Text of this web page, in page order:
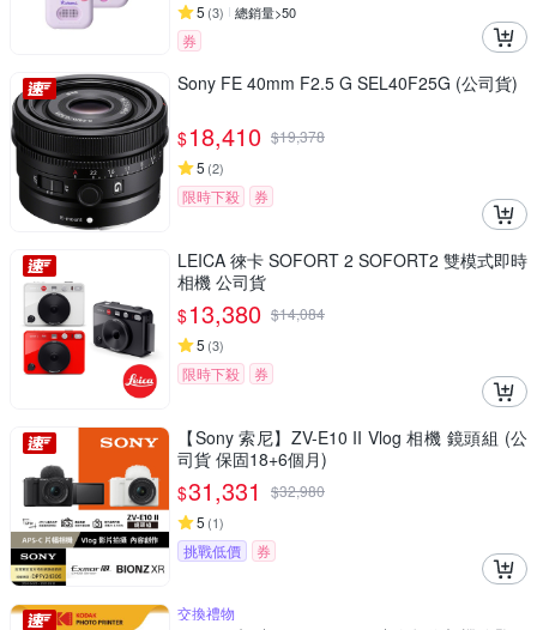
5 (3) 總銷量>50
券
Sony FE 40mm F2.5 G SEL40F25G (公司貨)
$18,410 $19,378
5 (2)
限時下殺 券
LEICA 徠卡 SOFORT 2 SOFORT2 雙模式即時
相機 公司貨
$13,380 $14,084
5 (3)
限時下殺 券
【Sony 索尼】ZV-E10 II Vlog 相機 鏡頭組 (公
司貨 保固18+6個月)
$31,331 $32,980
5 (1)
挑戰低價 券
交換禮物